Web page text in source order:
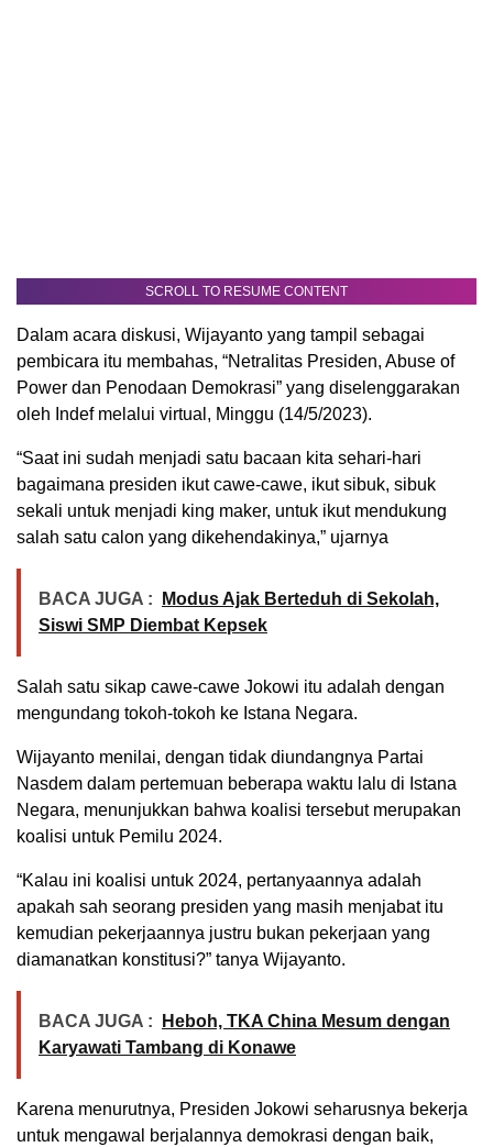
SCROLL TO RESUME CONTENT
Dalam acara diskusi, Wijayanto yang tampil sebagai
pembicara itu membahas, “Netralitas Presiden, Abuse of
Power dan Penodaan Demokrasi” yang diselenggarakan
oleh Indef melalui virtual, Minggu (14/5/2023).
“Saat ini sudah menjadi satu bacaan kita sehari-hari
bagaimana presiden ikut cawe-cawe, ikut sibuk, sibuk
sekali untuk menjadi king maker, untuk ikut mendukung
salah satu calon yang dikehendakinya,” ujarnya
BACA JUGA :
Modus Ajak Berteduh di Sekolah,
Siswi SMP Diembat Kepsek
Salah satu sikap cawe-cawe Jokowi itu adalah dengan
mengundang tokoh-tokoh ke Istana Negara.
Wijayanto menilai, dengan tidak diundangnya Partai
Nasdem dalam pertemuan beberapa waktu lalu di Istana
Negara, menunjukkan bahwa koalisi tersebut merupakan
koalisi untuk Pemilu 2024.
“Kalau ini koalisi untuk 2024, pertanyaannya adalah
apakah sah seorang presiden yang masih menjabat itu
kemudian pekerjaannya justru bukan pekerjaan yang
diamanatkan konstitusi?” tanya Wijayanto.
BACA JUGA :
Heboh, TKA China Mesum dengan
Karyawati Tambang di Konawe
Karena menurutnya, Presiden Jokowi seharusnya bekerja
untuk mengawal berjalannya demokrasi dengan baik,